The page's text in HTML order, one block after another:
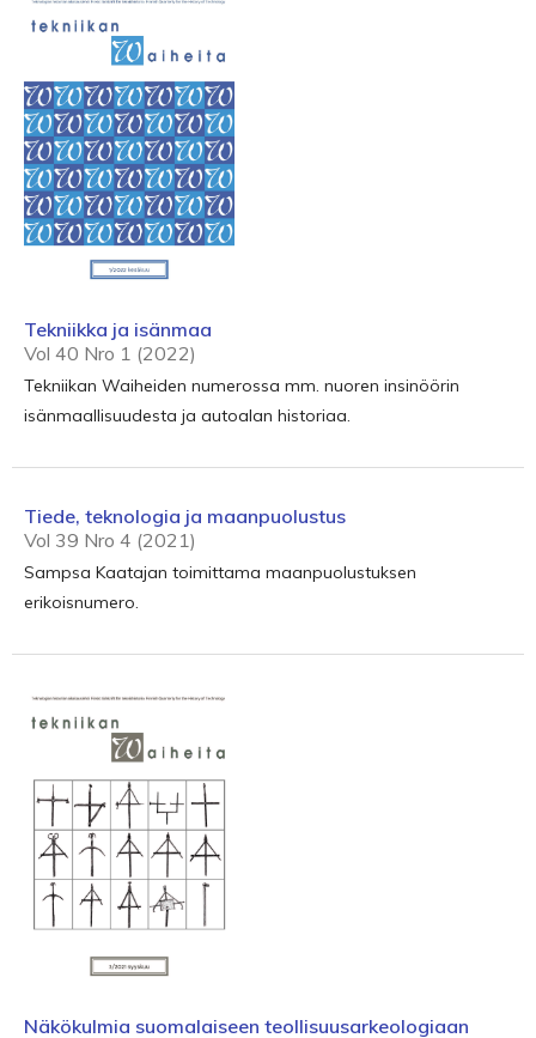
Tekniikka ja isänmaa
Vol 40 Nro 1 (2022)
Tekniikan Waiheiden numerossa mm. nuoren insinöörin
isänmaallisuudesta ja autoalan historiaa.
Tiede, teknologia ja maanpuolustus
Vol 39 Nro 4 (2021)
Sampsa Kaatajan toimittama maanpuolustuksen
erikoisnumero.
Näkökulmia suomalaiseen teollisuusarkeologiaan